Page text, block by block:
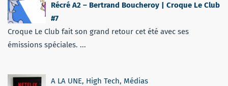
Récré A2 – Bertrand Boucheroy | Croque Le Club
#7
Croque Le Club fait son grand retour cet été avec ses
émissions spéciales. ...
A LA UNE, High Tech, Médias